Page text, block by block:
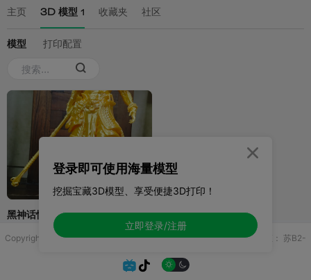
Copyright © 2025 无锡控博科技有限公司 版权所有增值电信业务许可证： 苏B2-
 
登录即可使用海量模型
挖掘宝藏3D模型、享受便捷3D打印！
立即登录/注册
